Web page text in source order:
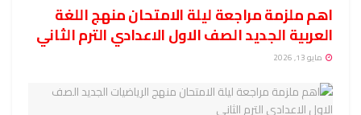
اهم ملزمة مراجعة ليلة الامتحان منهج اللغة
العربية الجديد الصف الاول الاعدادي الترم الثاني
مايو 13, 2026